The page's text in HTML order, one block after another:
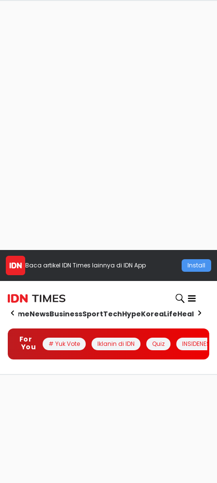
Baca artikel IDN Times lainnya di IDN App Install
HomeNewsBusinessSportTechHypeKoreaLifeHealth
For
You
# Yuk Vote Iklanin di IDN Quiz INSIDENESIA